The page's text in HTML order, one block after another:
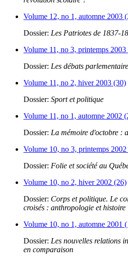
Volume 12, no 1, automne 2003
Dossier: Les Patriotes de 1837-
Volume 11, no 3, printemps 2003
Dossier: Les débats
Volume 11, no 2, hiver 2003 (30)
Dossier: Sport et politique
Volume 11, no 1, automne 2002
Dossier: La mémoire d'octobre :
Volume 10, no 3, printemps
Dossier: Folie et société au
Volume 10, no 2, hiver 2002 (26)
Dossier: Corps et politique. Le
croisés : anthropologie et histoire
Volume 10, no 1, automne 2001
Dossier: Les nouvelles relations
en comparaison